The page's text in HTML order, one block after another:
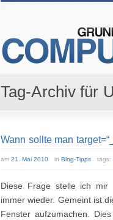
Tag-Archiv für
Wann sollte man
am 21. Mai 2010 in Blog-Tipps tags:
Diese Frage stelle ich mir
immer wieder. Gemeint ist
Fenster aufzumachen.